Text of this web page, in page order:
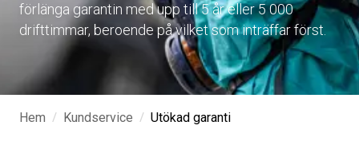
förlänga garantin med upp till 5 år eller 5 000
drifttimmar, beroende på vilket som inträffar först.
Hem / Kundservice / Utökad garanti